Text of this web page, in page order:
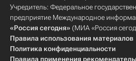
Учредитель: Федеральное
предприятие Международное
«Россия сегодня» (МИА «Россия
Правила использования материалов
Политика конфиденциальности
Правила применения